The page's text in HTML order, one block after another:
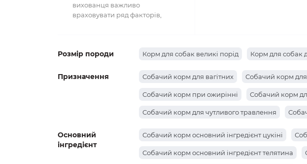
вихованця важливо
враховувати ряд факторів,
Розмір породи Корм для собак великі порід Корм для собак
Призначення Собачий корм для вагітних Собачий корм для
Собачий корм при ожирінні Собачий корм
Собачий корм для чутливого травлення
Основний
інгредієнт
Собачий корм основний інгредієнт цукіні
Собачий корм основний інгредієнт телятина